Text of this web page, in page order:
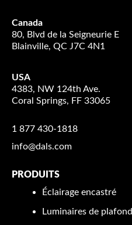
Canada
80, Blvd de la Seigneurie E
Blainville, QC J7C 4N1
USA
4383, NW 124th Ave.
Coral Springs, FF 33065
1 877 430-1818
info@dals.com
PRODUITS
Éclairage encastré
Luminaires de plafond